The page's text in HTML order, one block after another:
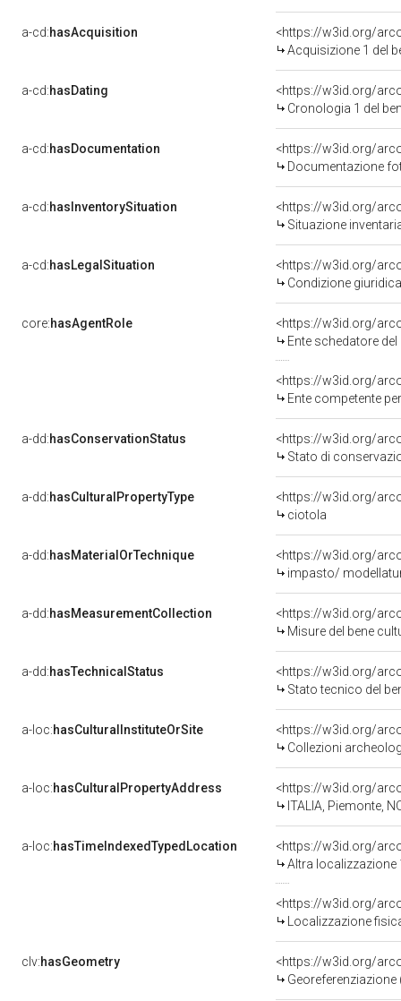
a-cd:hasAcquisition
<https://w3id.org/
Acquisizione 1 del
a-cd:hasDating
<https://w3id.org/
Cronologia 1 del
a-cd:hasDocumentation
Documentazione
a-cd:hasInventorySituation
<https://w3id.org/
Situazione
a-cd:hasLegalSituation
Condizione
core:hasAgentRole
<https://w3id.org/
Ente schedatore
<https://w3id.org/
Ente competente per tutela del
a-dd:hasConservationStatus
<https://w3id.org/
Stato di
a-dd:hasCulturalPropertyType
<https://w3id.org/
ciotola
a-dd:hasMaterialOrTechnique
<https://w3id.org/
impasto/
a-dd:hasMeasurementCollection
<https://w3id.org/
Misure del bene
a-dd:hasTechnicalStatus
<https://w3id.org/
Stato tecnico del
a-loc:hasCulturalInstituteOrSite
<https://w3id.org/
Collezioni
a-loc:hasCulturalPropertyAddress
<https://w3id.org/
ITALIA, Piemonte,
a-loc:hasTimeIndexedTypedLocation
<https://w3id.org/
Altra localizzazione
<https://w3id.org/
Localizzazione
clv:hasGeometry
<https://w3id.org/